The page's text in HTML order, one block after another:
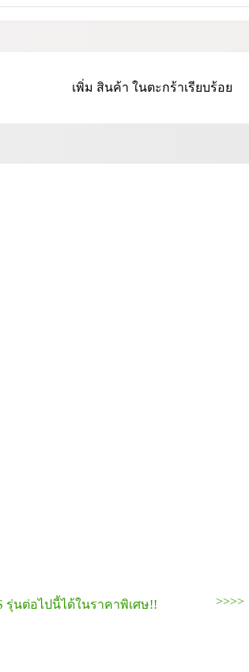
เพิ่ม สินค้า ในตะกร้าเรียบร้อย
รุ่นต่อไปนี้ได้ในราคาพิเศษ!!